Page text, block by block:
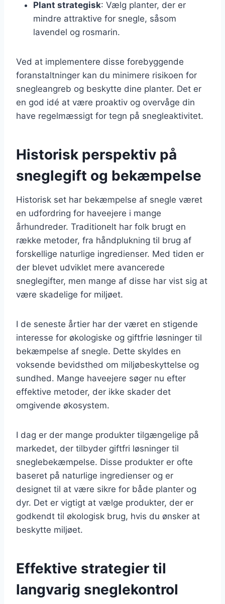
Plant strategisk: Vælg planter, der er
mindre attraktive for snegle, såsom
lavendel og rosmarin.
Ved at implementere disse forebyggende
foranstaltninger kan du minimere risikoen for
snegleangreb og beskytte dine planter. Det er
en god idé at være proaktiv og overvåge din
have regelmæssigt for tegn på snegleaktivitet.
Historisk perspektiv på
sneglegift og bekæmpelse
Historisk set har bekæmpelse af snegle været
en udfordring for haveejere i mange
århundreder. Traditionelt har folk brugt en
række metoder, fra håndplukning til brug af
forskellige naturlige ingredienser. Med tiden er
der blevet udviklet mere avancerede
sneglegifter, men mange af disse har vist sig at
være skadelige for miljøet.
I de seneste årtier har der været en stigende
interesse for økologiske og giftfrie løsninger til
bekæmpelse af snegle. Dette skyldes en
voksende bevidsthed om miljøbeskyttelse og
sundhed. Mange haveejere søger nu efter
effektive metoder, der ikke skader det
omgivende økosystem.
I dag er der mange produkter tilgængelige på
markedet, der tilbyder giftfri løsninger til
sneglebekæmpelse. Disse produkter er ofte
baseret på naturlige ingredienser og er
designet til at være sikre for både planter og
dyr. Det er vigtigt at vælge produkter, der er
godkendt til økologisk brug, hvis du ønsker at
beskytte miljøet.
Effektive strategier til
langvarig sneglekontrol